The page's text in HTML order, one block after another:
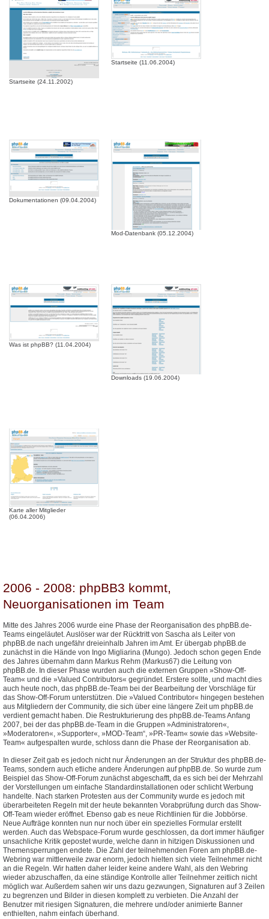
Startseite (24.11.2002)
Startseite (11.06.2004)
Dokumentationen (09.04.2004)
Mod-Datenbank (05.12.2004)
Was ist phpBB? (11.04.2004)
Downloads (19.06.2004)
Karte aller Mitglieder
(06.04.2006)
2006 - 2008: phpBB3 kommt,
Neuorganisationen im Team
Mitte des Jahres 2006 wurde eine Phase der Reorganisation des phpBB.de-
Teams eingeläutet. Auslöser war der Rücktritt von Sascha als Leiter von
phpBB.de nach ungefähr dreieinhalb Jahren im Amt. Er übergab phpBB.de
zunächst in die Hände von Ingo Migliarina (Mungo). Jedoch schon gegen Ende
des Jahres übernahm dann Markus Rehm (Markus67) die Leitung von
phpBB.de. In dieser Phase wurden auch die externen Gruppen »Show-Off-
Team« und die »Valued Contributors« gegründet. Erstere sollte, und macht dies
auch heute noch, das phpBB.de-Team bei der Bearbeitung der Vorschläge für
das Show-Off-Forum unterstützen. Die »Valued Contributor« hingegen bestehen
aus Mitgliedern der Community, die sich über eine längere Zeit um phpBB.de
verdient gemacht haben. Die Restrukturierung des phpBB.de-Teams Anfang
2007, bei der das phpBB.de-Team in die Gruppen »Administratoren«,
»Moderatoren«, »Supporter«, »MOD-Team“, »PR-Team« sowie das »Website-
Team« aufgespalten wurde, schloss dann die Phase der Reorganisation ab.
In dieser Zeit gab es jedoch nicht nur Änderungen an der Struktur des phpBB.de-
Teams, sondern auch etliche andere Änderungen auf phpBB.de. So wurde zum
Beispiel das Show-Off-Forum zunächst abgeschafft, da es sich bei der Mehrzahl
der Vorstellungen um einfache Standardinstallationen oder schlicht Werbung
handelte. Nach starken Protesten aus der Community wurde es jedoch mit
überarbeiteten Regeln mit der heute bekannten Vorabprüfung durch das Show-
Off-Team wieder eröffnet. Ebenso gab es neue Richtlinien für die Jobbörse.
Neue Aufträge konnten nun nur noch über ein spezielles Formular erstellt
werden. Auch das Webspace-Forum wurde geschlossen, da dort immer häufiger
unsachliche Kritik gepostet wurde, welche dann in hitzigen Diskussionen und
Themensperrungen endete. Die Zahl der teilnehmenden Foren am phpBB.de-
Webring war mittlerweile zwar enorm, jedoch hielten sich viele Teilnehmer nicht
an die Regeln. Wir hatten daher leider keine andere Wahl, als den Webring
wieder abzuschaffen, da eine ständige Kontrolle aller Teilnehmer zeitlich nicht
möglich war. Außerdem sahen wir uns dazu gezwungen, Signaturen auf 3 Zeilen
zu begrenzen und Bilder in diesen komplett zu verbieten. Die Anzahl der
Benutzer mit riesigen Signaturen, die mehrere und/oder animierte Banner
enthielten, nahm einfach überhand.